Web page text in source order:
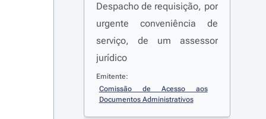
Despacho de requisição, por
urgente conveniência de
serviço, de um assessor
jurídico
Emitente:
Comissão de Acesso aos
Documentos Administrativos